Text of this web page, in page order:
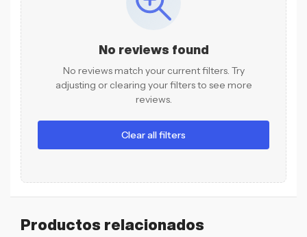
No reviews found
No reviews match your current filters. Try
adjusting or clearing your filters to see more
reviews.
Clear all filters
Productos relacionados